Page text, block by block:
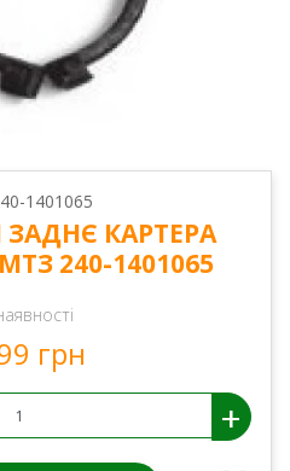
1401065
КАРТЕРА
240-1401065
грн
+